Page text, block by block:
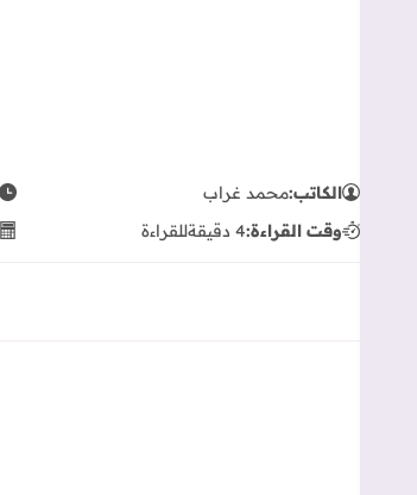
الكاتب:محمد غراب
وقت القراءة:4 دقيقة للقراءة